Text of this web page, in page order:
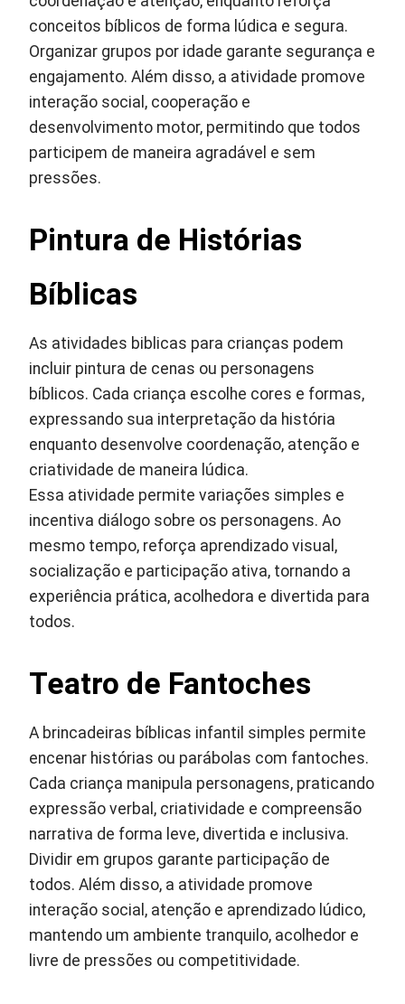
conceitos bíblicos de forma lúdica e segura.
Organizar grupos por idade garante segurança e
engajamento. Além disso, a atividade promove
interação social, cooperação e
desenvolvimento motor, permitindo que todos
participem de maneira agradável e sem
pressões.
Pintura de Histórias
Bíblicas
As atividades biblicas para crianças podem
incluir pintura de cenas ou personagens
bíblicos. Cada criança escolhe cores e formas,
expressando sua interpretação da história
enquanto desenvolve coordenação, atenção e
criatividade de maneira lúdica.
Essa atividade permite variações simples e
incentiva diálogo sobre os personagens. Ao
mesmo tempo, reforça aprendizado visual,
socialização e participação ativa, tornando a
experiência prática, acolhedora e divertida para
todos.
Teatro de Fantoches
A brincadeiras bíblicas infantil simples permite
encenar histórias ou parábolas com fantoches.
Cada criança manipula personagens, praticando
expressão verbal, criatividade e compreensão
narrativa de forma leve, divertida e inclusiva.
Dividir em grupos garante participação de
todos. Além disso, a atividade promove
interação social, atenção e aprendizado lúdico,
mantendo um ambiente tranquilo, acolhedor e
livre de pressões ou competitividade.